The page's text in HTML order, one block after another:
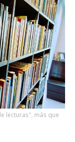
lecturas", más que